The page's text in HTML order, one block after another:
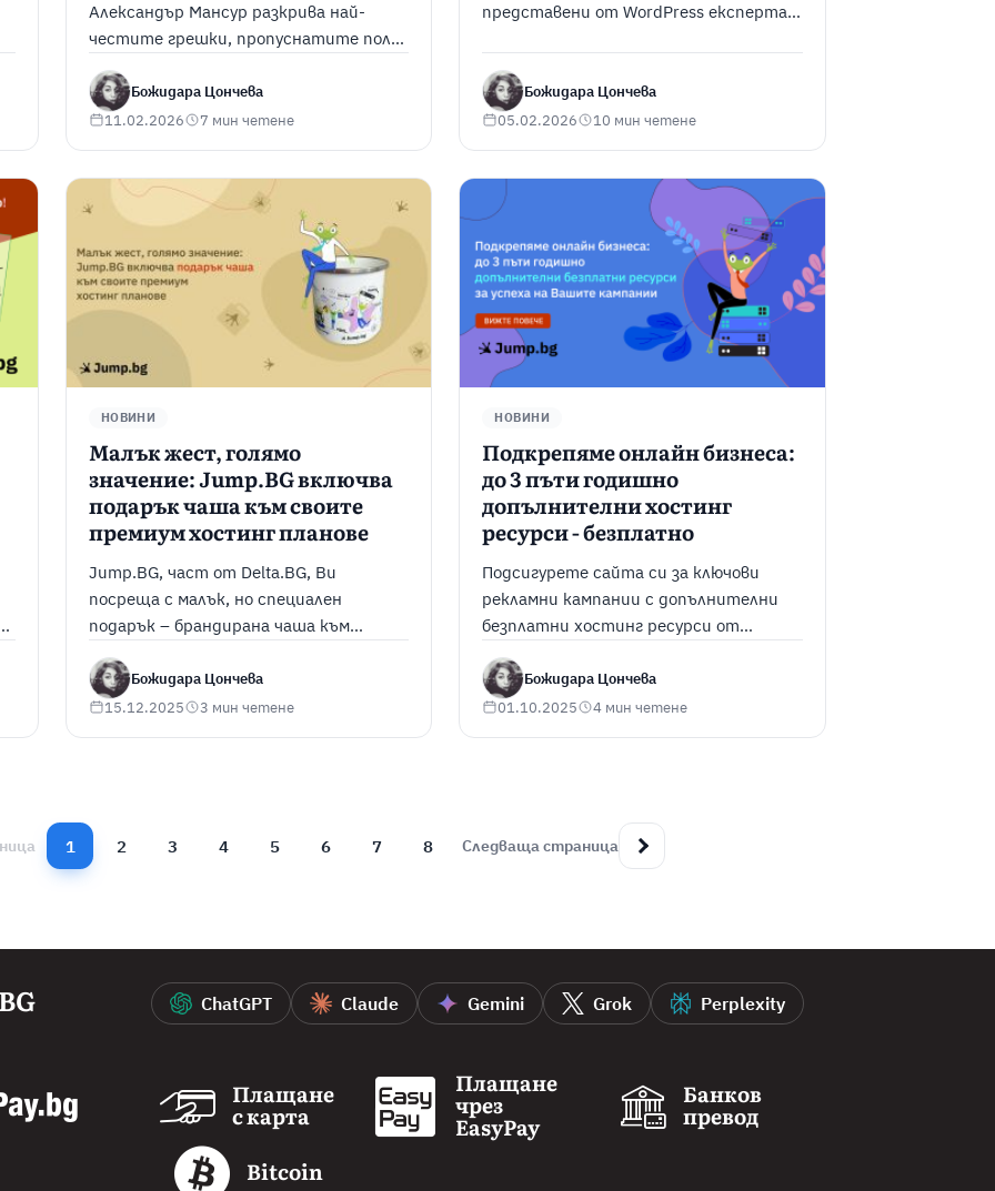
Александър Мансур разкрива най-
честите грешки, пропуснатите ползи
и как да използвате AI умно и
ефективно.
Божидара Цончева
11.02.2026 7 мин четене
представени от WordPress експерта
Божидара Цончева
05.02.2026 10 мин четене
НОВИНИ
Малък жест, голямо
значение: Jump.BG включва
подарък чаша към своите
премиум хостинг планове
Jump.BG, част от Delta.BG, Ви
посреща с малък, но специален
подарък – брандирана чаша към
премиум хостинг планове.
Божидара Цончева
15.12.2025 3 мин четене
НОВИНИ
Подкрепяме онлайн бизнеса:
до 3 пъти годишно
допълнителни хостинг
ресурси - безплатно
Подсигурете сайта си за ключови
рекламни кампании с допълнителни
безплатни хостинг ресурси от
Jump.BG. Научете как
Божидара Цончева
01.10.2025 4 мин четене
1 2 3 4 5 6 7 8 Следваща страница
ChatGPT Claude Gemini Grok Perplexity
Плащане
с карта
Плащане
чрез
EasyPay
Банков
превод
Bitcoin